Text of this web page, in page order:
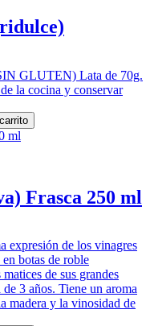
GLUTEN) Lata de 70g.
la cocina y conservar
Frasca 250 ml
expresión de los vinagres
botas de roble
de sus grandes
3 años. Tiene un aroma
madera y la vinosidad de